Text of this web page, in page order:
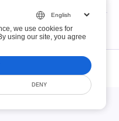
teisės rezervuotos.
politika
we use cookies for
using our site, you agree
DENY
we use cookies for
using our site, you agree
DENY